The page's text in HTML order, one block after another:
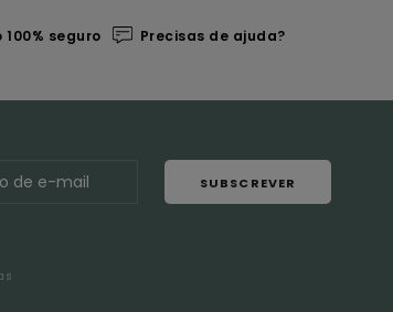
seguro Precisas de ajuda?
SUBSCREVER